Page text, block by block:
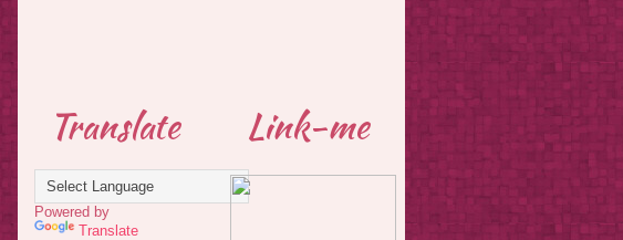
Translate
Powered by
Translate
Link-me